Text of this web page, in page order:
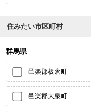
住みたい市区町村
群馬県
邑楽郡板倉町
邑楽郡大泉町